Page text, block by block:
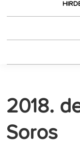
2018.
Soros